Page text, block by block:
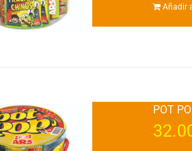
Añadir
POT